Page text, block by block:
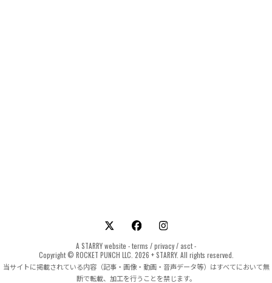
A STARRYwebsite -terms /privacy/ asct-
Copyright © ROCKET PUNCH LLC. 2026 + STARRY. All rights reserved.
当サイトに掲載されている内容（記事・画像・動画・音声データ等）はすべてにおいて無
断で転載、加工を行うことを禁じます。